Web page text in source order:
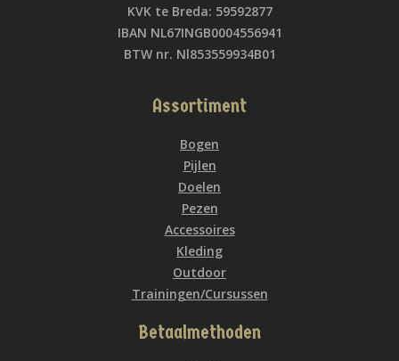
KVK te Breda: 59592877
IBAN NL67INGB0004556941
BTW nr. Nl853559934B01
Assortiment
Bogen
Pijlen
Doelen
Pezen
Accessoires
Kleding
Outdoor
Trainingen/Cursussen
Betaalmethoden